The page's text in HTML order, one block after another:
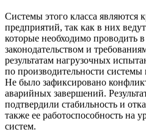
Системы этого класса являются
предприятий, так как в них
которые необходимо проводить
законодательством и
результатам нагрузочных
по производительности
Не было зафиксировано
аварийных завершений.
подтвердили стабильность и
также ее работоспособность на
систем.